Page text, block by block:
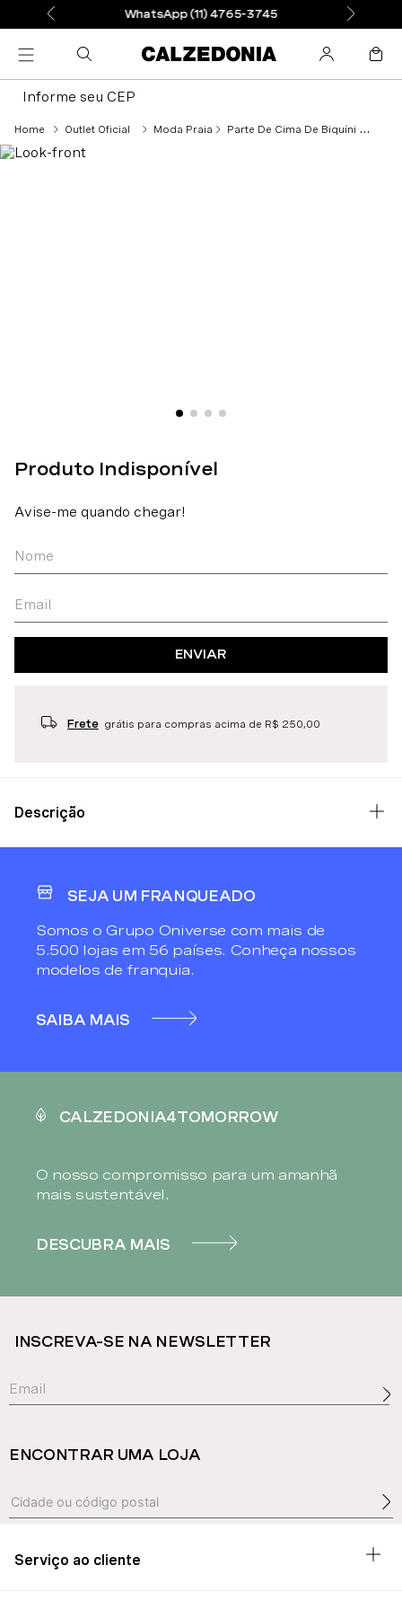
WhatsApp (11) 4765-3745
Informe seu CEP
Outlet Oficial Moda Praia Parte De Cima De Biquíni Cortininha Almofadada Indonesia Eco - Azul
ENVIAR
Frete grátis para compras acima de R$ 250,00
Descrição
SEJA UM FRANQUEADO
Somos o Grupo Oniverse com mais de
5.500 lojas em 56 países. Conheça nossos
modelos de franquia.
SAIBA MAIS
CALZEDONIA4TOMORROW
O nosso compromisso para um amanhã
mais sustentável.
DESCUBRA MAIS
INSCREVA-SE NA NEWSLETTER
ENCONTRAR UMA LOJA
Serviço ao cliente